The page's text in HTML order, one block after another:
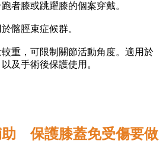
者膝或跳躍膝的個案穿戴。
髂脛束症候群。
重，可限制關節活動角度。適用於
及手術後保護使用。
助 保護膝蓋免受傷要做